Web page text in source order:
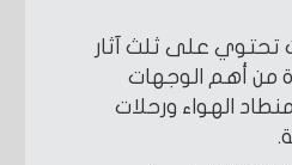
تحتوي على ثلث آثار
من أهم الوجهات
الهواء ورحلات